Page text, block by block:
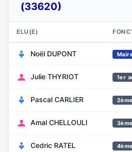
(33620)
ELU(E)
Noël DUPONT
Julie THYRIOT 1er
Pascal CARLIER
Amal CHELLOULI
Cedric RATEL